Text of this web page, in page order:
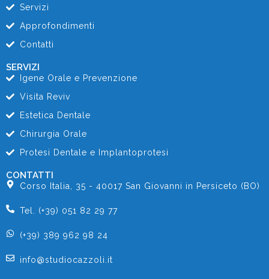
Servizi
Approfondimenti
Contatti
SERVIZI
Igene Orale e Prevenzione
Visita Reviv
Estetica Dentale
Chirurgia Orale
Protesi Dentale e Implantoprotesi
CONTATTI
Corso Italia, 35 - 40017 San Giovanni in Persiceto (BO)
Tel. (+39) 051 82 29 77
(+39) 389 962 98 24
info@studiocazzoli.it